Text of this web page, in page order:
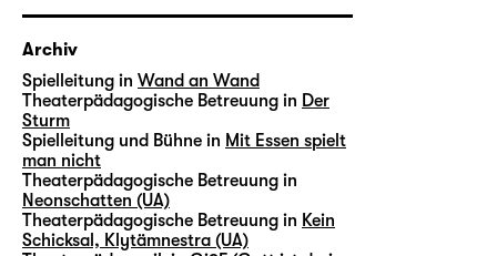
Archiv
Spielleitung in Wand an Wand
Theaterpädagogische Betreuung in Der
Sturm
Spielleitung und Bühne in Mit Essen spielt
man nicht
Theaterpädagogische Betreuung in
Neonschatten (UA)
Theaterpädagogische Betreuung in Kein
Schicksal, Klytämnestra (UA)